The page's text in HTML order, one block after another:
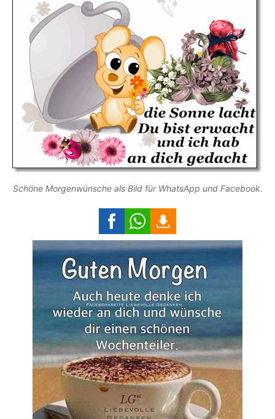
Schöne Morgenwünsche als Bild für WhatsApp und Facebook.